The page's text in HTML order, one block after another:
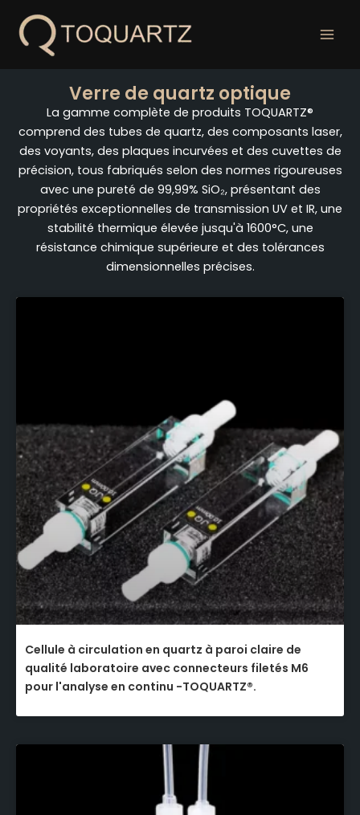
content
Verre de quartz optique
La gamme complète de produits TOQUARTZ®
comprend des tubes de quartz, des composants laser,
des voyants, des plaques incurvées et des cuvettes de
précision, tous fabriqués selon des normes rigoureuses
avec une pureté de 99,99% SiO₂, présentant des
propriétés exceptionnelles de transmission UV et IR, une
stabilité thermique élevée jusqu'à 1600°C, une
résistance chimique supérieure et des tolérances
dimensionnelles précises.
Cellule à circulation en quartz à paroi claire de
qualité laboratoire avec connecteurs filetés M6
pour l'analyse en continu -TOQUARTZ®.